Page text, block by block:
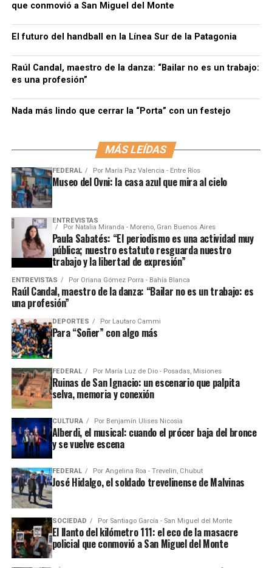
que conmovió a San Miguel del Monte
El futuro del handball en la Línea Sur de la Patagonia
Raúl Candal, maestro de la danza: “Bailar no es un trabajo:
es una profesión”
Nada más lindo que cerrar la “Porta” con un festejo
MÁS LEÍDAS
FEDERAL Por María Paz Valencia - Entre Ríos
Museo del Ovni: la casa azul que mira al cielo
ENTREVISTAS
Por Natalia Miranda - Moreno, Gran Buenos Aires
Paula Sabatés: “El periodismo es una actividad muy
pública; nuestro estatuto resguarda nuestro
trabajo y la libertad de expresión”
ENTREVISTAS Por Oriana Gómez Porra - Bahía Blanca
Raúl Candal, maestro de la danza: “Bailar no es un trabajo: es
una profesión”
DEPORTES Por Lautaro Cammi
Para “Soñer” con algo más
FEDERAL Por María Luz de Dio - Posadas, Misiones
Ruinas de San Ignacio: un escenario que palpita
selva, memoria y conexión
CULTURA Por Benjamín Ulises Nicosia
Alberdi, el musical: cuando el prócer baja del bronce
y se vuelve escena
FEDERAL Por Angelina Roa - Trevelin, Chubut
José Hidalgo, el soldado trevelinense de Malvinas
SOCIEDAD Por Santiago García - San Miguel del Monte
El llanto del kilómetro 111: el eco de la masacre
policial que conmovió a San Miguel del Monte